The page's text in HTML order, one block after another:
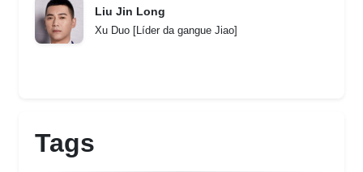
Liu Jin Long
Xu Duo [Líder da gangue Jiao]
Tags